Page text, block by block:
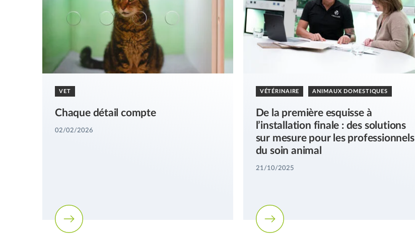
VET
Chaque détail compte
02/02/2026
VÉTÉRINAIRE ANIMAUX DOMESTIQUES
De la première esquisse à
l’installation finale : des solutions
sur mesure pour les professionnels
du soin animal
21/10/2025